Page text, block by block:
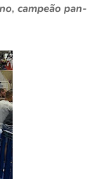
campeão pan-